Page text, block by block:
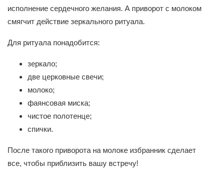
исполнение сердечного желания. А приворот с молоком
смягчит действие зеркального ритуала.
Для ритуала понадобится:
зеркало;
две церковные свечи;
молоко;
фаянсовая миска;
чистое полотенце;
спички.
После такого приворота на молоке избранник сделает
все, чтобы приблизить вашу встречу!